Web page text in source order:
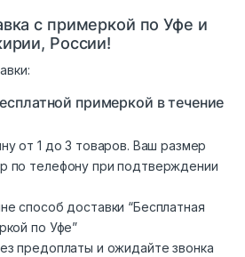
с примеркой по Уфе и
России!
примеркой в течение
от 1 до 3 товаров. Ваш размер
по телефону при подтверждении
способ доставки “Бесплатная
по Уфе”
предоплаты и ожидайте звонка